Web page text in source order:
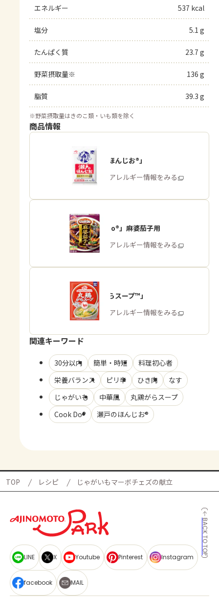
エネルギー 537 kcal
塩分 5.1 g
たんぱく質 23.7 g
野菜摂取量※ 136 g
脂質 39.3 g
※野菜摂取量はきのこ類・いも類を除く
商品情報
「瀬戸のほんじお®」
商品・アレルギー情報をみる
「Cook Do®」麻婆茄子用
商品・アレルギー情報をみる
「丸鶏がらスープ™」
商品・アレルギー情報をみる
関連キーワード
30分以内 簡単・時短
料理初心者
栄養バランス
ピリ辛 ひき肉
なす
じゃがいも
中華風
丸鶏がらスープ
Cook Do®
瀬戸のほんじお®
TOP レシピ じゃがいもマーボチェズの献立
BACK TO TOP
LINE X Youtube Pinterest Instagram
facebook MAIL